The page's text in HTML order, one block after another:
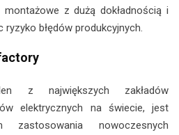
z dużą dokładnością i
błędów produkcyjnych.
z największych zakładów
elektrycznych na świecie, jest
zastosowania nowoczesnych